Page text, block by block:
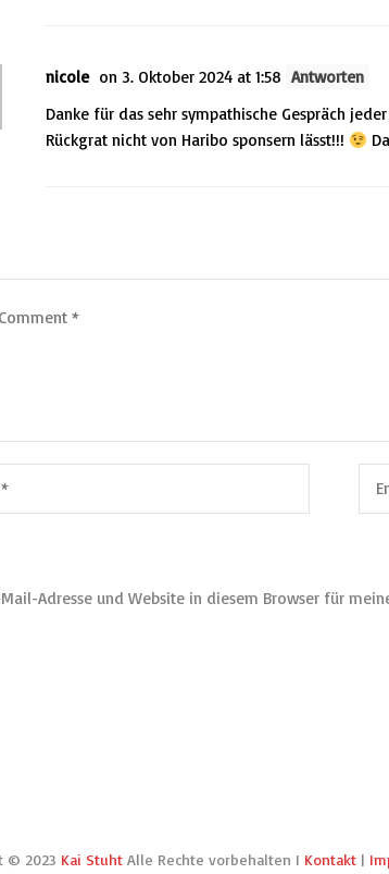
nicole on 3. Oktober 2024 at 1:58 Antworten
Danke für das sehr sympathische Gespräch
Rückgrat nicht von Haribo sponsern lässt!!!
Adresse und Website in diesem Browser für
© 2023 Kai Stuht Alle Rechte vorbehalten I Kontakt |